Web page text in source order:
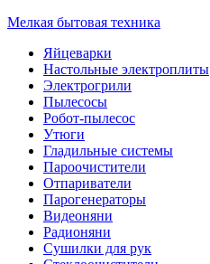
Мелкая бытовая техника
Яйцеварки
Настольные электроплиты
Электрогрили
Пылесосы
Робот-пылесос
Утюги
Гладильные системы
Пароочистители
Отпариватели
Парогенераторы
Видеоняни
Радионяни
Сушилки для рук